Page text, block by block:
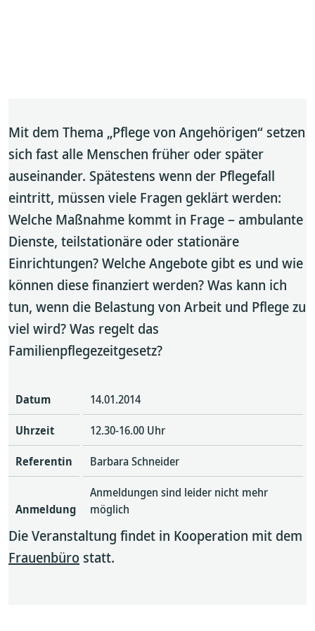
Mit dem Thema „Pflege von Angehörigen“ setzen
sich fast alle Menschen früher oder später
auseinander. Spätestens wenn der Pflegefall
eintritt, müssen viele Fragen geklärt werden:
Welche Maßnahme kommt in Frage – ambulante
Dienste, teilstationäre oder stationäre
Einrichtungen? Welche Angebote gibt es und wie
können diese finanziert werden? Was kann ich
tun, wenn die Belastung von Arbeit und Pflege zu
viel wird? Was regelt das
Familienpflegezeitgesetz?
Datum
14.01.2014
Uhrzeit
12.30-16.00 Uhr
Referentin
Barbara Schneider
Anmeldung
Anmeldungen sind leider nicht mehr
möglich
Die Veranstaltung findet in Kooperation mit dem
Frauenbüro statt.